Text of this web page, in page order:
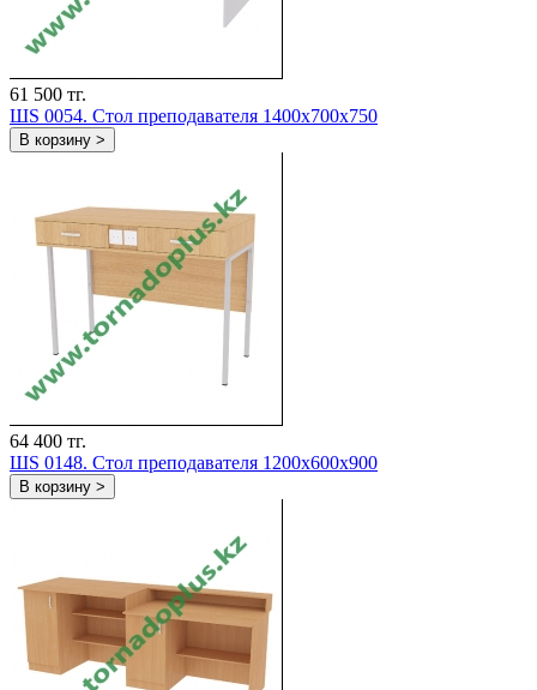
61 500 тг.
ШS 0054. Стол преподавателя 1400х700х750
В корзину >
64 400 тг.
ШS 0148. Стол преподавателя 1200х600х900
В корзину >